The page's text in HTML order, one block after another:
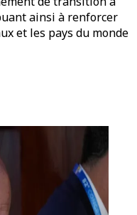
ainsi à renforcer
et les pays du monde